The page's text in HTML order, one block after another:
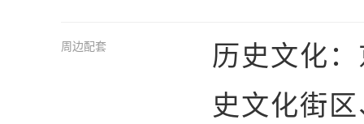
周边配套
历史文化
史文化街